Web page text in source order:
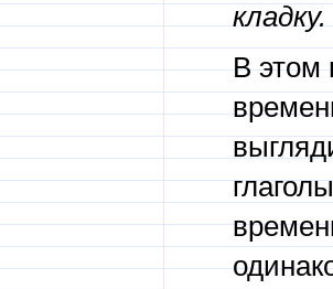
кладку.
В этом